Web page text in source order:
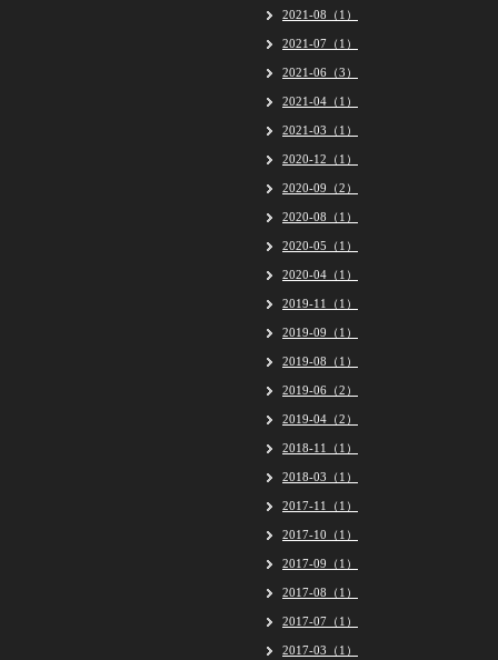
2021-08（1）
2021-07（1）
2021-06（3）
2021-04（1）
2021-03（1）
2020-12（1）
2020-09（2）
2020-08（1）
2020-05（1）
2020-04（1）
2019-11（1）
2019-09（1）
2019-08（1）
2019-06（2）
2019-04（2）
2018-11（1）
2018-03（1）
2017-11（1）
2017-10（1）
2017-09（1）
2017-08（1）
2017-07（1）
2017-03（1）